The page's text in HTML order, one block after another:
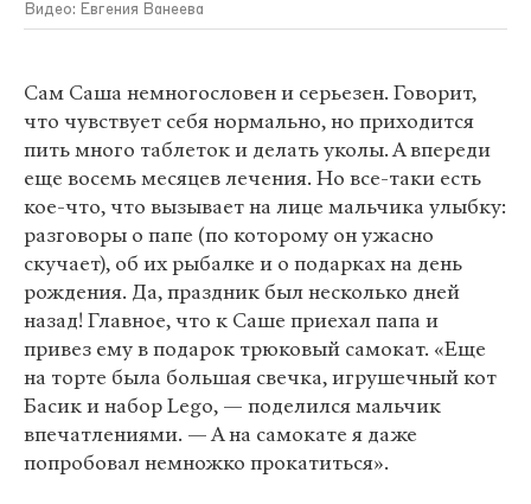
Видео: Евгения Ванеева
Сам Саша немногословен и серьезен. Говорит,
что чувствует себя нормально, но приходится
пить много таблеток и делать уколы. А впереди
еще восемь месяцев лечения. Но все-таки есть
кое-что, что вызывает на лице мальчика улыбку:
разговоры о папе (по которому он ужасно
скучает), об их рыбалке и о подарках на день
рождения. Да, праздник был несколько дней
назад! Главное, что к Саше приехал папа и
привез ему в подарок трюковый самокат. «Еще
на торте была большая свечка, игрушечный кот
Басик и набор Lego, — поделился мальчик
впечатлениями. — А на самокате я даже
попробовал немножко прокатиться».